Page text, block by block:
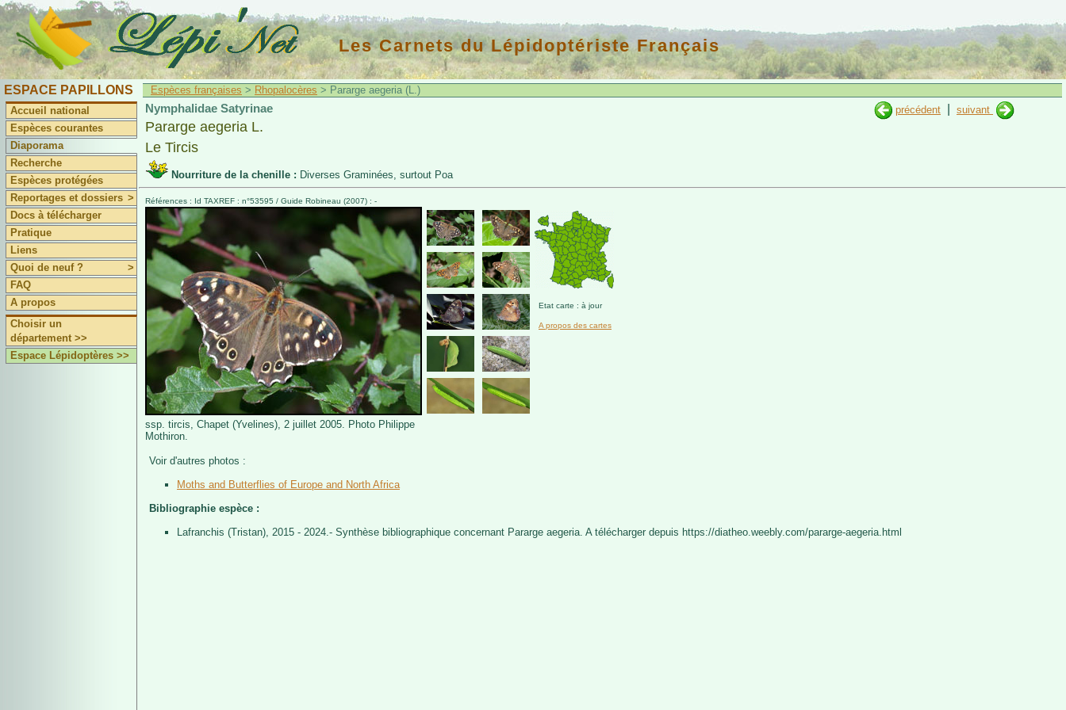
Les Carnets du Lépidoptériste Français
ESPACE PAPILLONS
Accueil national
Espèces courantes
Diaporama
Recherche
Espèces protégées
Reportages et dossiers >
Docs à télécharger
Pratique
Liens
Quoi de neuf ?
>
FAQ
A propos
Choisir un
département >>
Espace Lépidoptères >>
Espèces françaises > Rhopalocères > Pararge aegeria (L.)
précédent
suivant
Nymphalidae Satyrinae
Pararge aegeria L.
Le Tircis
Nourriture de la chenille : Diverses Graminées, surtout Poa
Références : Id TAXREF : n°53595 / Guide Robineau (2007) : -
ssp. tircis, Chapet (Yvelines), 2 juillet 2005. Photo Philippe
Mothiron.
Etat carte : à jour
A propos des cartes
Voir d'autres photos :
Moths and Butterflies of Europe and North Africa
Bibliographie espèce :
Lafranchis (Tristan), 2015 - 2024.- Synthèse bibliographique concernant Pararge aegeria. A télécharger depuis https://diatheo.weebly.com/pararge-aegeria.html